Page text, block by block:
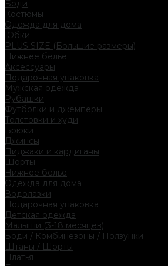
Боди
Костюмы
Одежда для дома
Юбки
PLUS SIZE (Большие размеры)
Нижнее белье
Аксессуары
Подарочная упаковка
Мужская одежда
Рубашки
Футболки и джемперы
Толстовки и худи
Брюки
Джинсы
Пиджаки и кардиганы
Шорты
Нижнее белье
Одежда для дома
Водолазки
Подарочная упаковка
Детская одежда
Малыши (3-18 месяцев)
Боди / Комбинезоны / Ползунки
Штаны / Шорты
Платья